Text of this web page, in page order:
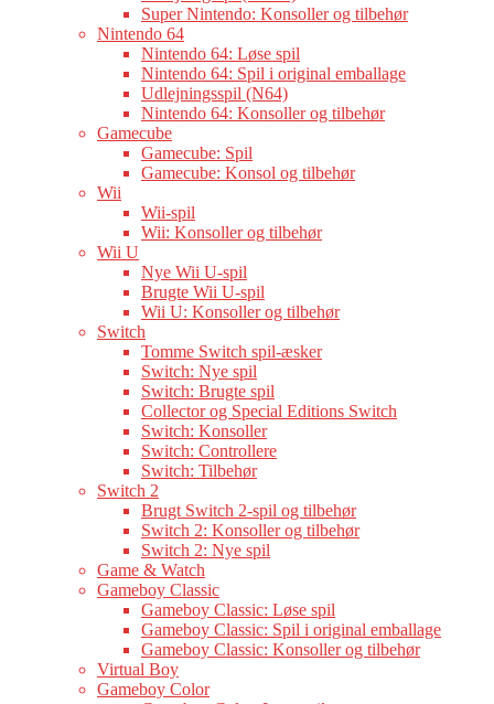
Super Nintendo: Konsoller og tilbehør
Nintendo 64
Nintendo 64: Løse spil
Nintendo 64: Spil i original emballage
Udlejningsspil (N64)
Nintendo 64: Konsoller og tilbehør
Gamecube
Gamecube: Spil
Gamecube: Konsol og tilbehør
Wii
Wii-spil
Wii: Konsoller og tilbehør
Wii U
Nye Wii U-spil
Brugte Wii U-spil
Wii U: Konsoller og tilbehør
Switch
Tomme Switch spil-æsker
Switch: Nye spil
Switch: Brugte spil
Collector og Special Editions Switch
Switch: Konsoller
Switch: Controllere
Switch: Tilbehør
Switch 2
Brugt Switch 2-spil og tilbehør
Switch 2: Konsoller og tilbehør
Switch 2: Nye spil
Game & Watch
Gameboy Classic
Gameboy Classic: Løse spil
Gameboy Classic: Spil i original emballage
Gameboy Classic: Konsoller og tilbehør
Virtual Boy
Gameboy Color